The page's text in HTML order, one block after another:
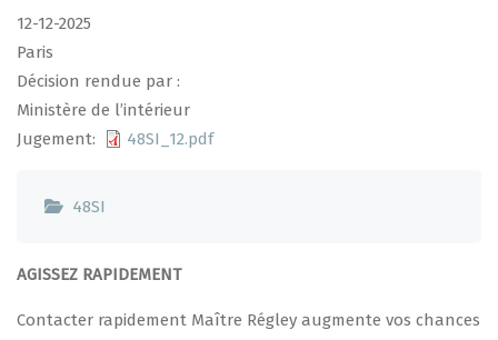
12-12-2025
Paris
Décision rendue par :
Ministère de l’intérieur
Jugement
48SI_12.pdf
48SI
AGISSEZ RAPIDEMENT
Contacter rapidement Maître Régley augmente vos chances